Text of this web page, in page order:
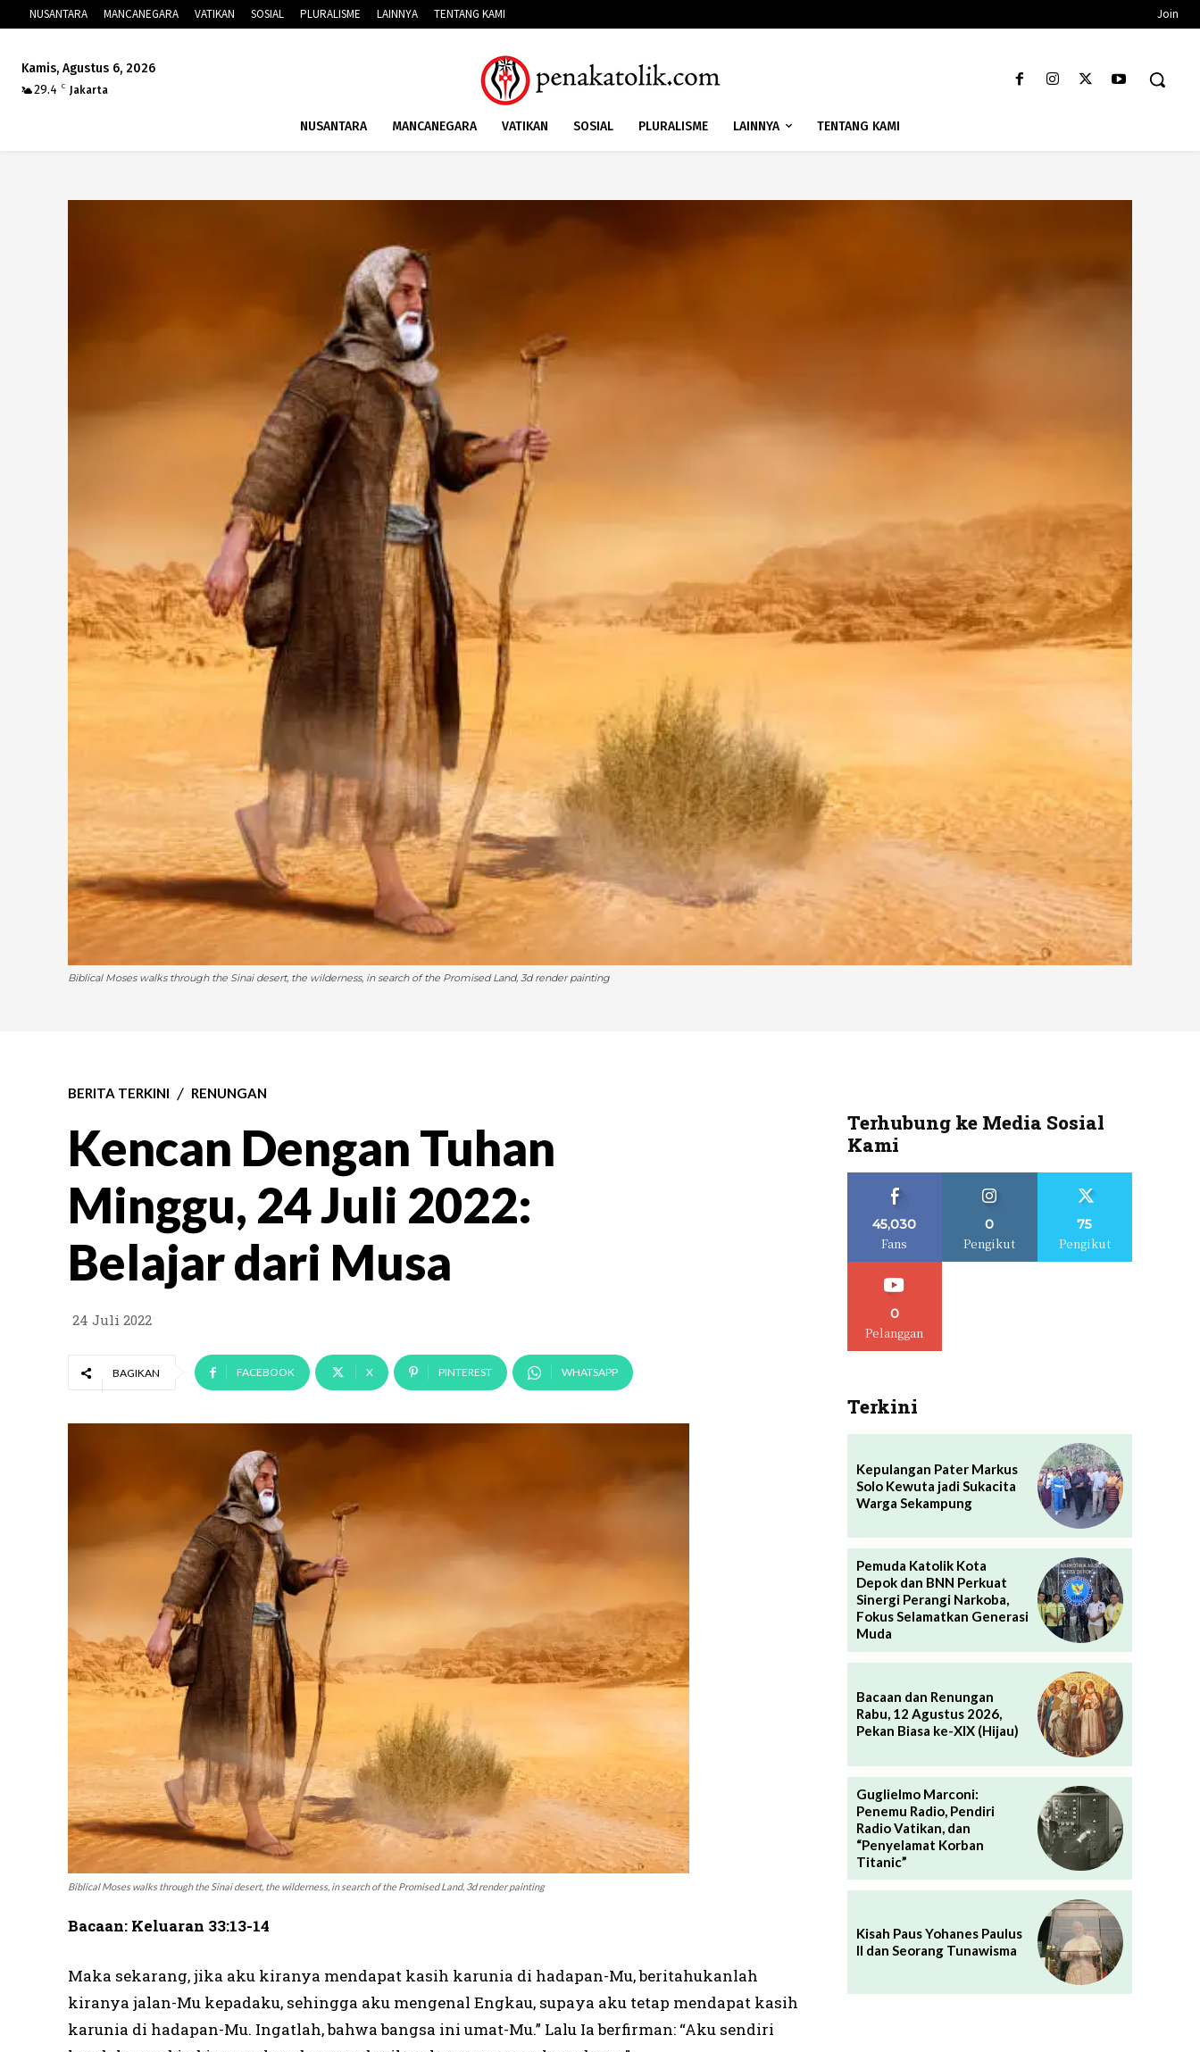
NUSANTARA MANCANEGARA VATIKAN SOSIAL PLURALISME LAINNYA TENTANG KAMI Join
Kamis, Agustus 6, 2026
29.4
C Jakarta
NUSANTARA MANCANEGARA VATIKAN SOSIAL PLURALISME LAINNYA TENTANG KAMI
Biblical Moses walks through the Sinai desert, the wilderness, in search of the Promised Land, 3d render painting
BERITA TERKINI RENUNGAN
Kencan Dengan Tuhan
Minggu, 24 Juli 2022:
Belajar dari Musa
24 Juli 2022
BAGIKAN FACEBOOK X PINTEREST WHATSAPP
Biblical Moses walks through the Sinai desert, the wilderness, in search of the Promised Land, 3d render painting
Bacaan: Keluaran 33:13-14
Maka sekarang, jika aku kiranya mendapat kasih karunia di hadapan-Mu, beritahukanlah
kiranya jalan-Mu kepadaku, sehingga aku mengenal Engkau, supaya aku tetap mendapat kasih
karunia di hadapan-Mu. Ingatlah, bahwa bangsa ini umat-Mu.” Lalu Ia berfirman: “Aku sendiri
Terhubung ke Media Sosial
Kami
45,030
Fans
0
Pengikut
75
Pengikut
0
Pelanggan
Terkini
Kepulangan Pater Markus
Solo Kewuta jadi Sukacita
Warga Sekampung
Pemuda Katolik Kota
Depok dan BNN Perkuat
Sinergi Perangi Narkoba,
Fokus Selamatkan Generasi
Muda
Bacaan dan Renungan
Rabu, 12 Agustus 2026,
Pekan Biasa ke-XIX (Hijau)
Guglielmo Marconi:
Penemu Radio, Pendiri
Radio Vatikan, dan
“Penyelamat Korban
Titanic”
Kisah Paus Yohanes Paulus
II dan Seorang Tunawisma